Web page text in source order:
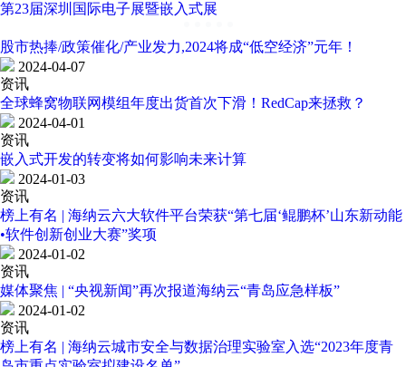
第23届深圳国际电子展暨嵌入式展
股市热捧/政策催化/产业发力,2024将成“低空经济”元年！
2024-04-07
资讯
全球蜂窝物联网模组年度出货首次下滑！RedCap来拯救？
2024-04-01
资讯
嵌入式开发的转变将如何影响未来计算
2024-01-03
资讯
榜上有名 | 海纳云六大软件平台荣获“第七届‘鲲鹏杯’山东新动能
•软件创新创业大赛”奖项
2024-01-02
资讯
媒体聚焦 | “央视新闻”再次报道海纳云“青岛应急样板”
2024-01-02
资讯
榜上有名 | 海纳云城市安全与数据治理实验室入选“2023年度青